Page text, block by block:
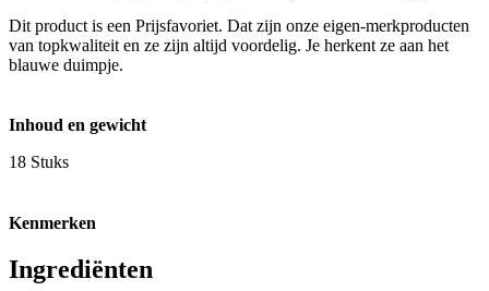
Dit product is een Prijsfavoriet. Dat zijn onze eigen-merkproducten
van topkwaliteit en ze zijn altijd voordelig. Je herkent ze aan het
blauwe duimpje.
Inhoud en gewicht
18 Stuks
Kenmerken
Ingrediënten